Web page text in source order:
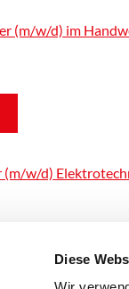
Diese
(m/w/d) im
(m/w/d)